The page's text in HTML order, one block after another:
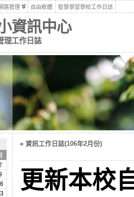
路管理 自由軟體 智慧學習學校工作日誌
資訊中心
理工作日誌
« 資訊工作日誌(106年2月份)
更新本校